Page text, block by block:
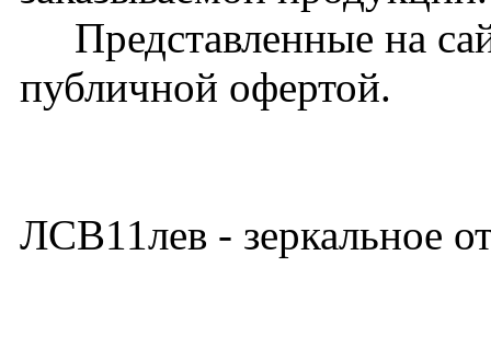
Представленные на
публичной офертой.
ЛСВ11лев - зеркальное